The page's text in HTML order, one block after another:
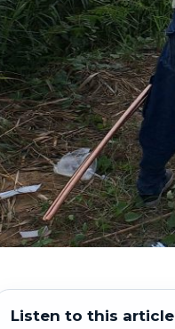
Listen to this article